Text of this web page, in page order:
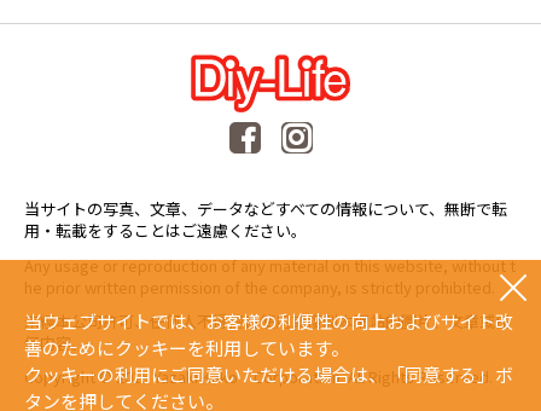
当サイトの写真、文章、データなどすべての情報について、無断で転
用・転載をすることはご遠慮ください。
Any usage or reproduction of any material on this website, without t
he prior written permission of the company, is strictly prohibited.
未經本公司許可、任何人不得擅自使用或複製本網站的圖片、文章或任
何内容。
Copyright © 2015 Yazaki Kako Corporation. All Rights Reserved.
当ウェブサイトでは、お客様の利便性の向上およびサイト改
善のためにクッキーを利用しています。
クッキーの利用にご同意いただける場合は、「同意する」ボ
タンを押してください。